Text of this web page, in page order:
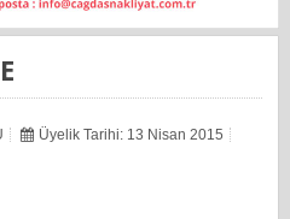
Üyelik Tarihi: 13 Nisan 2015